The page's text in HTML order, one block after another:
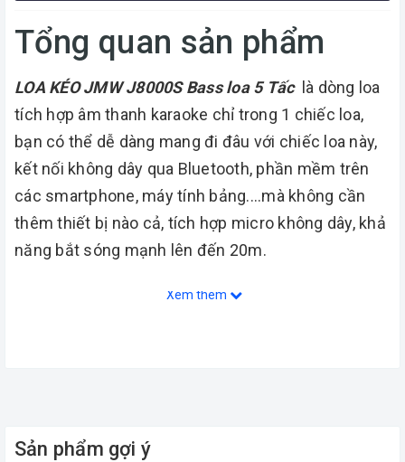
Tổng quan sản phẩm
LOA KÉO JMW J8000S Bass loa 5 Tấc là dòng loa
tích hợp âm thanh karaoke chỉ trong 1 chiếc loa,
bạn có thể dễ dàng mang đi đâu với chiếc loa này,
kết nối không dây qua Bluetooth, phần mềm trên
các smartphone, máy tính bảng....mà không cần
thêm thiết bị nào cả, tích hợp micro không dây, khả
năng bắt sóng mạnh lên đến 20m.
Xem thêm
Sản phẩm gợi ý